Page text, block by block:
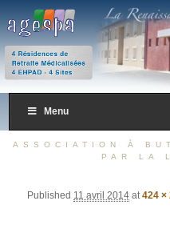
AGESPA
4 Résidences de Retraite
Menu
ASSOCIATION À
PAR LA
Published 11 avril 2014 at424 ×